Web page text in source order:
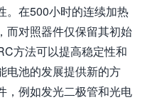
。在500小时的连续加热
而对照器件仅保留其初始
方法可以提高稳定性和
电池的发展提供新的方
，例如发光二极管和光电